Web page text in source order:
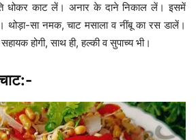
धोकर काट लें। अनार के दाने निकाल लें। इसमें
थोड़ा-सा नमक, चाट मसाला व नींबू का रस डालें।
होगी, साथ ही, हल्की व सुपाच्य भी।